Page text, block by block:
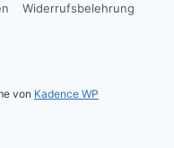
Widerrufsbelehrung
von Kadence WP